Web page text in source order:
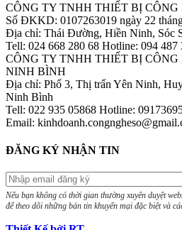
CÔNG TY TNHH THIẾT BỊ CÔNG
Số ĐKKD: 0107263019 ngày 22
Địa chỉ: Thái Đường, Hiền Ninh, Sóc
Tell: 024 668 280 68 Hotline: 094 487
CÔNG TY TNHH THIẾT BỊ
NINH BÌNH
Địa chỉ: Phố 3, Thị trấn Yên Ninh,
Ninh Bình
Tell: 022 935 05868 Hotline:
Email:
ĐĂNG KÝ NHẬN TIN
Nếu bạn không có thời gian thường xuyên duyệt
để theo dõi những bản tin khuyến mại đặc biệt và